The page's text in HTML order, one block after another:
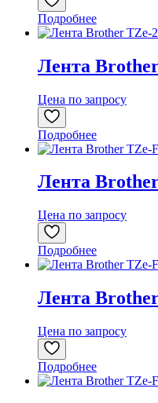
Подробнее
Лента
Цена по запросу
Подробнее
Лента
Цена по запросу
Подробнее
Лента
Цена по запросу
Подробнее